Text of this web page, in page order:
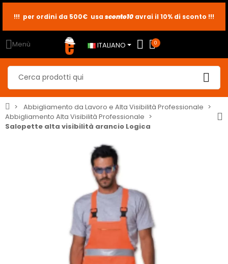
sconto2
sconto5
!!! per ordini da 500€ usa sconto10 avrai il 10% di sconto !!!
Menù ITALIANO 0
Abbigliamento da Lavoro e Alta Visibilità Professionale
Abbigliamento Alta Visibilità Professionale
Salopette alta visibilità arancio Logica